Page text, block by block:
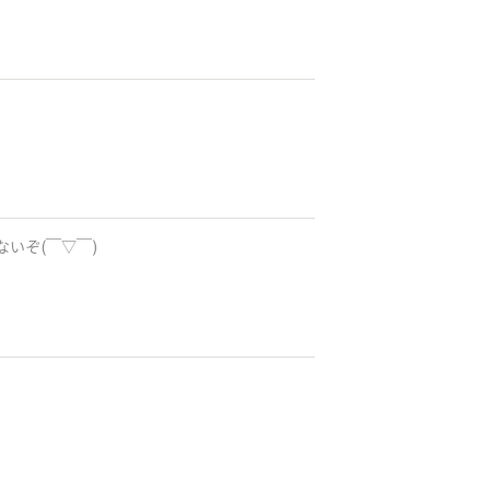
いぞ(￣▽￣)